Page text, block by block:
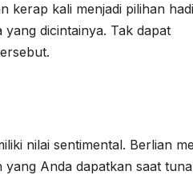
kerap kali menjadi pilihan
dicintainya. Tak dapat
nilai sentimental. Berlian
Anda dapatkan saat